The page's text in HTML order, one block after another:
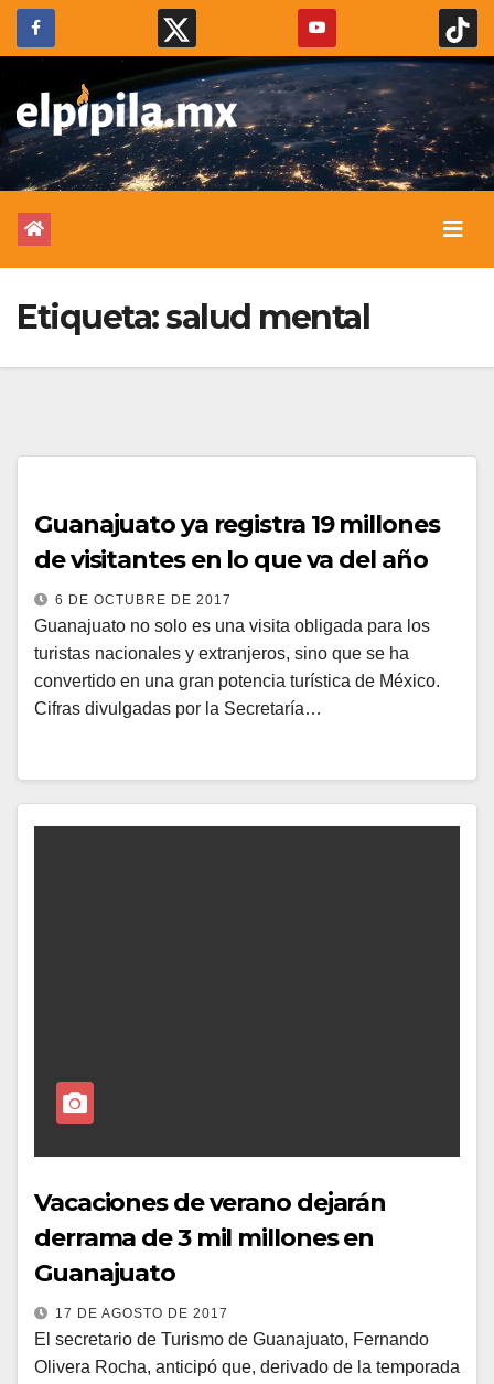
Etiqueta:salud mental
Guanajuato ya registra 19 millones
de visitantes en lo que va del año
6 DE OCTUBRE DE 2017
Guanajuato no solo es una visita obligada para los
turistas nacionales y extranjeros, sino que se ha
convertido en una gran potencia turística de México.
Cifras divulgadas por la Secretaría…
Vacaciones de verano dejarán
derrama de 3 mil millones en
Guanajuato
17 DE AGOSTO DE 2017
El secretario de Turismo de Guanajuato, Fernando
Olivera Rocha, anticipó que, derivado de la temporada